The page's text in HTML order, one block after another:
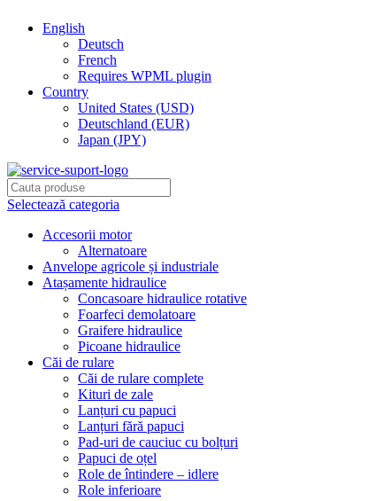
English
Deutsch
French
Requires WPML plugin
Country
United States (USD)
Deutschland (EUR)
Japan (JPY)
Selectează categoria
Accesorii motor
Alternatoare
Anvelope agricole și industriale
Atașamente hidraulice
Concasoare hidraulice rotative
Foarfeci demolatoare
Graifere hidraulice
Picoane hidraulice
Căi de rulare
Căi de rulare complete
Kituri de zale
Lanțuri cu papuci
Lanțuri fără papuci
Pad-uri de cauciuc cu bolțuri
Papuci de oțel
Role de întindere – idlere
Role inferioare